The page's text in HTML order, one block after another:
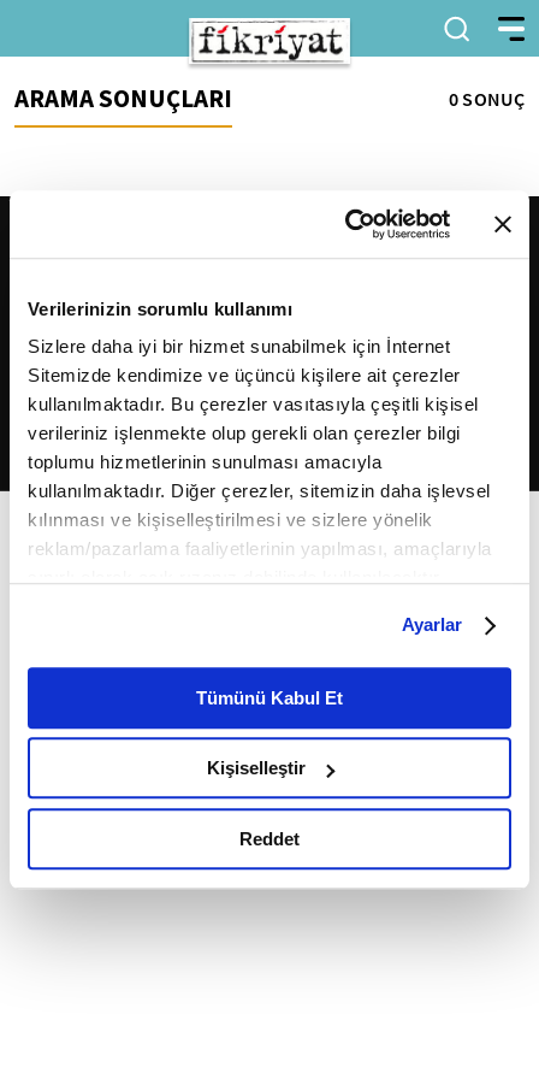
Verilerinizin sorumlu kullanımı
Sizlere daha iyi bir hizmet sunabilmek için İnternet
Sitemizde kendimize ve üçüncü kişilere ait çerezler
kullanılmaktadır. Bu çerezler vasıtasıyla çeşitli kişisel
verileriniz işlenmekte olup gerekli olan çerezler bilgi
toplumu hizmetlerinin sunulması amacıyla
kullanılmaktadır. Diğer çerezler, sitemizin daha işlevsel
kılınması ve kişiselleştirilmesi ve sizlere yönelik
reklam/pazarlama faaliyetlerinin yapılması, amaçlarıyla
belirleyebilirsiniz. Çerezlere ilişkin detaylı bilgi için
Ayarlar butonuna tıklayabilir,Çerez Bilgilendirme
Metnimizi ziyaret edebilirsiniz.
6698 sayılı Kişisel Verilerin Korunması Kanunu uyarınca
okumak ve sitemizi ziyaretiniz kapsamında
gerçekleştirilen veri işleme faaliyetleri ile ilgili daha
detaylı bilgi almak için lütfentıklayınız.
Ayarlar
Tümünü Kabul Et
Kişiselleştir
Reddet
ARAMA SONUÇLARI 0 SONUÇ
2026Fikriyat. Tüm hakları saklıdır.